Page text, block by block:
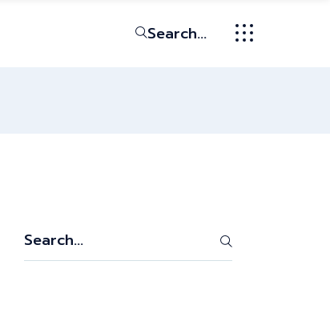
Search...